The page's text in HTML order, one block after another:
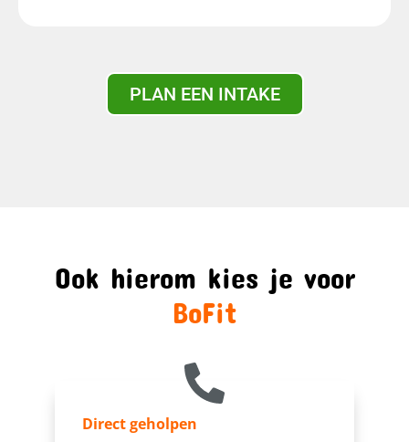
PLAN EEN INTAKE
Ook hierom kies je voor
BoFit
Direct geholpen